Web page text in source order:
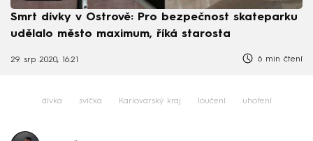
Smrt dívky v Ostrově: Pro bezpečnost skateparku
udělalo město maximum, říká starosta
29. srp 2020, 16:21 6 min čtení
dívka svíčka Karlovarský kraj loučení uhoření